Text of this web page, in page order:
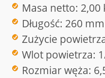
Masa netto: 2,00
Długość: 260 mm
Zużycie
Wlot powietrza:
Rozmiar węża: